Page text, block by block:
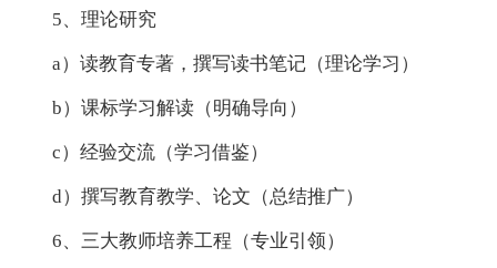
5、理论研究
a）读教育专著，撰写读书笔记（理论学习）
b）课标学习解读（明确导向）
c）经验交流（学习借鉴）
d）撰写教育教学、论文（总结推广）
6、三大教师培养工程（专业引领）